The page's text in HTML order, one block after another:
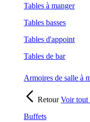
Tables à manger
Tables basses
Tables d'appoint
Tables de bar
Armoires de salle à
RetourVoir tout
Buffets